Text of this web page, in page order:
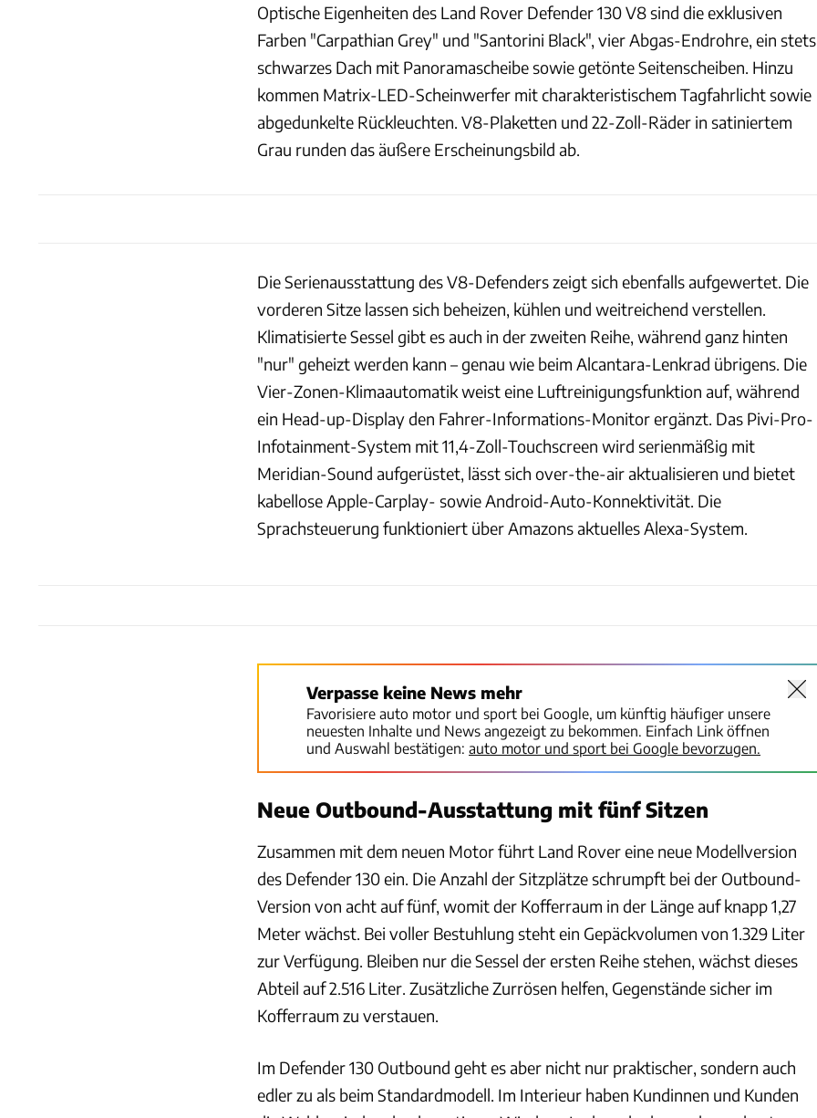
Optische Eigenheiten des Land Rover Defender 130 V8 sind die exklusiven
Farben "Carpathian Grey" und "Santorini Black", vier Abgas-Endrohre, ein stets
schwarzes Dach mit Panoramascheibe sowie getönte Seitenscheiben. Hinzu
kommen Matrix-LED-Scheinwerfer mit charakteristischem Tagfahrlicht sowie
abgedunkelte Rückleuchten. V8-Plaketten und 22-Zoll-Räder in satiniertem
Grau runden das äußere Erscheinungsbild ab.
Die Serienausstattung des V8-Defenders zeigt sich ebenfalls aufgewertet. Die
vorderen Sitze lassen sich beheizen, kühlen und weitreichend verstellen.
Klimatisierte Sessel gibt es auch in der zweiten Reihe, während ganz hinten
"nur" geheizt werden kann – genau wie beim Alcantara-Lenkrad übrigens. Die
Vier-Zonen-Klimaautomatik weist eine Luftreinigungsfunktion auf, während
ein Head-up-Display den Fahrer-Informations-Monitor ergänzt. Das Pivi-Pro-
Infotainment-System mit 11,4-Zoll-Touchscreen wird serienmäßig mit
Meridian-Sound aufgerüstet, lässt sich over-the-air aktualisieren und bietet
kabellose Apple-Carplay- sowie Android-Auto-Konnektivität. Die
Sprachsteuerung funktioniert über Amazons aktuelles Alexa-System.
Verpasse keine News mehr
Favorisiere auto motor und sport bei Google, um künftig häufiger unsere
neuesten Inhalte und News angezeigt zu bekommen. Einfach Link öffnen
und Auswahl bestätigen: auto motor und sport bei Google bevorzugen.
Neue Outbound-Ausstattung mit fünf Sitzen
Zusammen mit dem neuen Motor führt Land Rover eine neue Modellversion
des Defender 130 ein. Die Anzahl der Sitzplätze schrumpft bei der Outbound-
Version von acht auf fünf, womit der Kofferraum in der Länge auf knapp 1,27
Meter wächst. Bei voller Bestuhlung steht ein Gepäckvolumen von 1.329 Liter
zur Verfügung. Bleiben nur die Sessel der ersten Reihe stehen, wächst dieses
Abteil auf 2.516 Liter. Zusätzliche Zurrösen helfen, Gegenstände sicher im
Kofferraum zu verstauen.
Im Defender 130 Outbound geht es aber nicht nur praktischer, sondern auch
edler zu als beim Standardmodell. Im Interieur haben Kundinnen und Kunden